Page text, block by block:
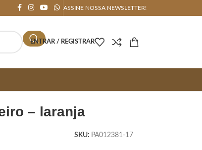
ASSINE NOSSA NEWSLETTER!
ENTRAR / REGISTRAR
– laranja
SKU: PA012381-17